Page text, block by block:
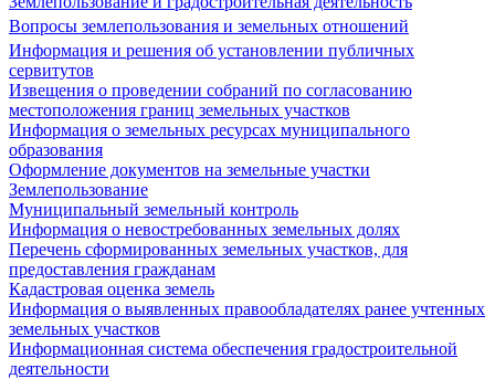
Вопросы землепользования и земельных отношений
Информация и решения об установлении публичных
сервитутов
Извещения о проведении собраний по согласованию
местоположения границ земельных участков
Информация о земельных ресурсах муниципального
образования
Оформление документов на земельные участки
Землепользование
Муниципальный земельный контроль
Информация о невостребованных земельных долях
Перечень сформированных земельных участков, для
предоставления гражданам
Кадастровая оценка земель
Информация о выявленных правообладателях ранее учтенных
земельных участков
Информационная система обеспечения градостроительной
деятельности